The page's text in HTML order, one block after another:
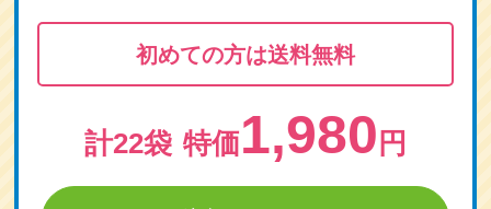
初めての方は送料無料
計22袋 特価1,980 円